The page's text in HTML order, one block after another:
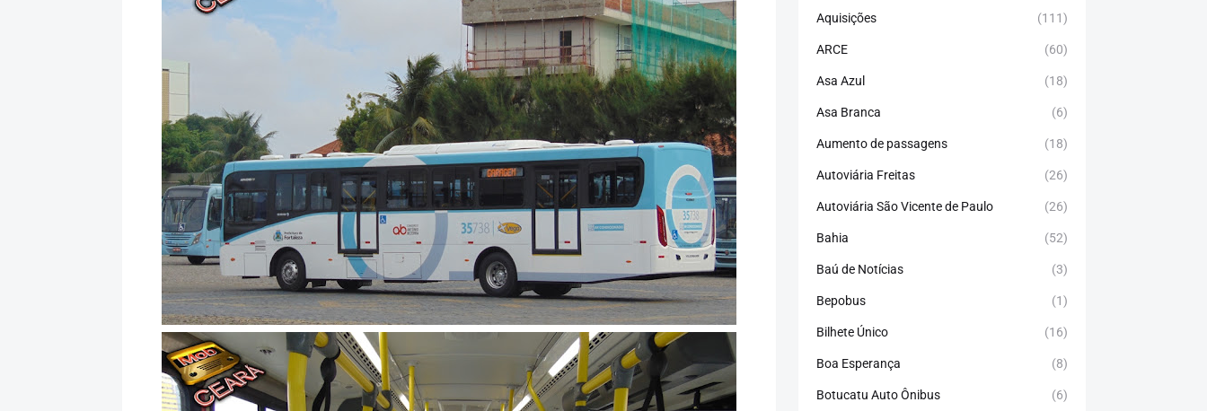
Aquisições (111)
ARCE (60)
Asa Azul (18)
Asa Branca (6)
Aumento de passagens (18)
Autoviária Freitas (26)
Autoviária São Vicente de Paulo (26)
Bahia (52)
Baú de Notícias (3)
Bepobus (1)
Bilhete Único (16)
Boa Esperança (8)
Botucatu Auto Ônibus (6)